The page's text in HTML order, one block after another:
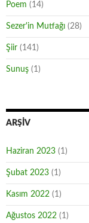
Poem (14)
Sezer'in Mutfağı (28)
Şiir (141)
Sunuş (1)
ARŞIV
Haziran 2023 (1)
Şubat 2023 (1)
Kasım 2022 (1)
Ağustos 2022 (1)